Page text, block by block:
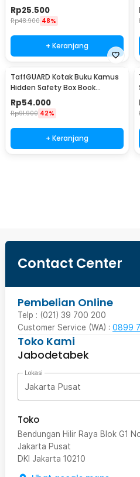
Harry Potter - ADQ0194
Rp25.500
Rp48.900 48%
+ Keranjang
TaffGUARD Kotak Buku Kamus
Hidden Safety Box Book
Password Lock Size S - KB-10P
Rp54.000
Rp91.900 42%
+ Keranjang
Contact Center
Pembelian Online
Telp : (021) 39 700 200
Customer Service (WA) : 0899
Toko Kami
Jabodetabek
Lokasi
Jakarta Pusat
Toko
Bendungan Hilir Raya Blok G1
Jakarta Pusat
DKI Jakarta 10210